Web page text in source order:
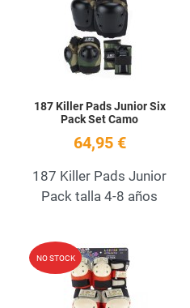
187 Killer Pads Junior Six
Pack Set Camo
64,95 €
187 Killer Pads Junior
Pack talla 4-8 años
Add to Wishlist
NO STOCK